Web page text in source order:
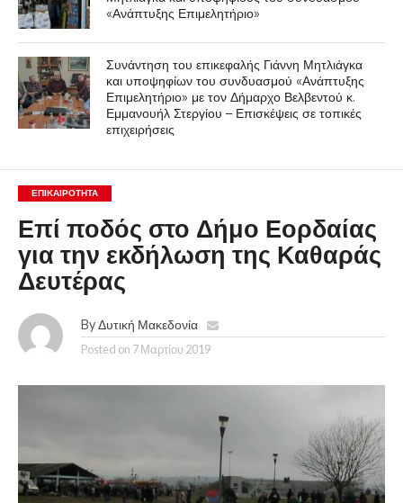
«Ανάπτυξης Επιμελητήριο»
Συνάντηση του επικεφαλής Γιάννη Μητλιάγκα
και υποψηφίων του συνδυασμού «Ανάπτυξης
Επιμελητήριο» με τον Δήμαρχο Βελβεντού κ.
Εμμανουήλ Στεργίου – Επισκέψεις σε τοπικές
επιχειρήσεις
ΕΠΙΚΑΙΡΟΤΗΤΑ
Επί ποδός στο Δήμο Εορδαίας
για την εκδήλωση της Καθαράς
Δευτέρας
By Δυτική Μακεδονία
Posted on 7 Μαρτίου 2019